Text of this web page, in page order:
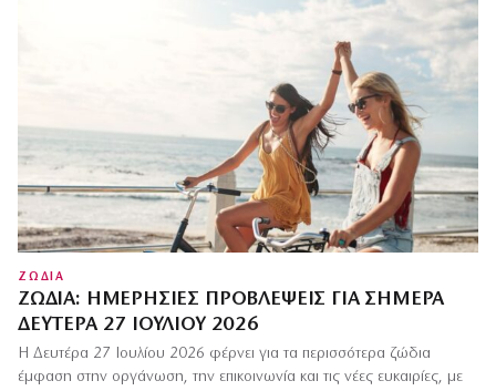
ΖΩΔΙΑ
ΖΏΔΙΑ: ΗΜΕΡΉΣΙΕΣ ΠΡΟΒΛΈΨΕΙΣ ΓΙΑ ΣΉΜΕΡΑ
ΔΕΥΤΈΡΑ 27 ΙΟΥΛΊΟΥ 2026
Η Δευτέρα 27 Ιουλίου 2026 φέρνει για τα περισσότερα ζώδια
έμφαση στην οργάνωση, την επικοινωνία και τις νέες ευκαιρίες, με